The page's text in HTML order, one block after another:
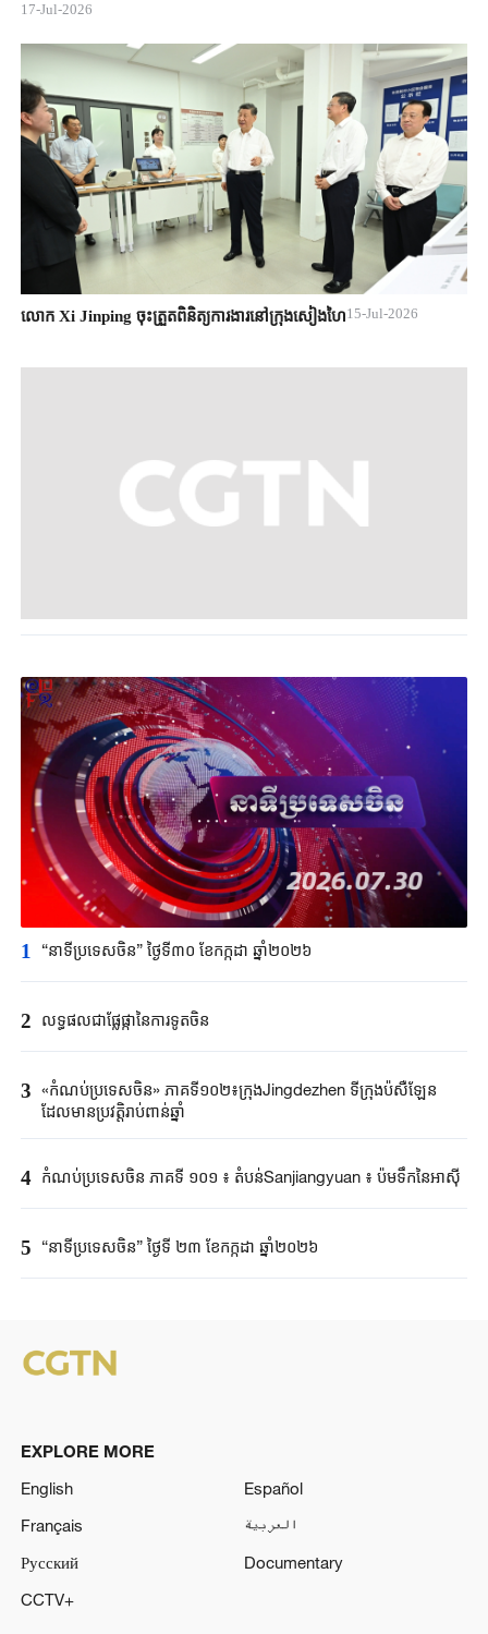
17-Jul-2026
លោក Xi Jinping ចុះត្រួតពិនិត្យការងារនៅក្រុងសៀងហៃ15-Jul-2026
1 “នាទីប្រទេសចិន” ថ្ងៃទី៣០ ខែកក្កដា ឆ្នាំ២០២៦
2 លទ្ធផលជាផ្លែផ្កានៃការទូតចិន
3 «កំណប់ប្រទេសចិន» ភាគទី១០២៖ក្រុងJingdezhen ទីក្រុងប៉សឺឡែន
ដែលមានប្រវត្តិរាប់ពាន់ឆ្នាំ
4 កំណប់ប្រទេសចិន ភាគទី ១០១ ៖ តំបន់Sanjiangyuan ៖ ប៉មទឹកនៃអាស៊ី
5 “នាទីប្រទេសចិន” ថ្ងៃទី ២៣ ខែកក្កដា ឆ្នាំ២០២៦
EXPLORE MORE
English
Español
Français
العربية
Русский
Documentary
CCTV+